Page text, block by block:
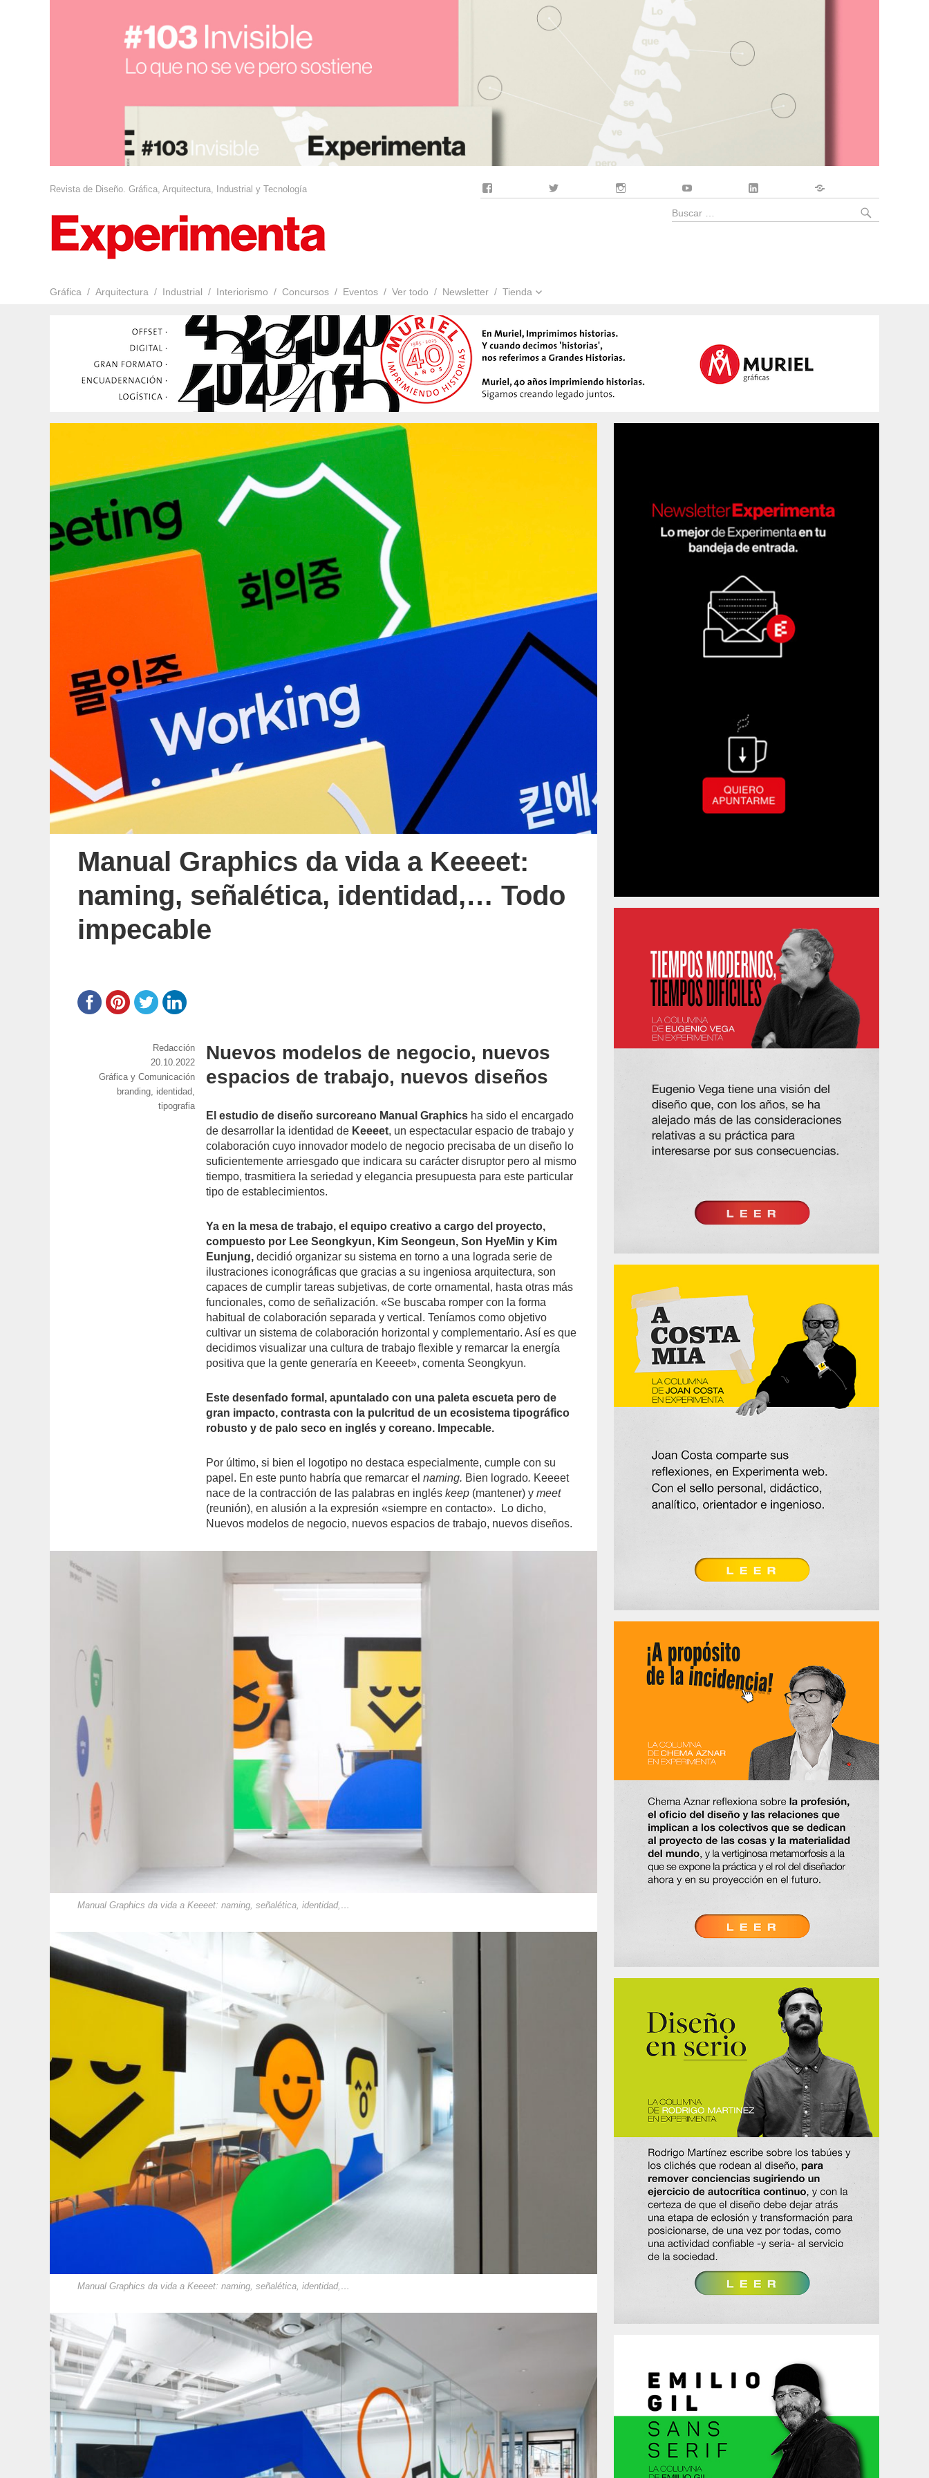
Revista de Diseño. Gráfica, Arquitectura, Industrial y Tecnología
Gráfica Arquitectura Industrial Interiorismo Concursos Eventos Ver todo Newsletter Tienda
Buscar
Manual Graphics da vida a Keeeet:
naming, señalética, identidad,… Todo
impecable
Nuevos modelos de negocio, nuevos
espacios de trabajo, nuevos diseños
El estudio de diseño surcoreano Manual Graphics ha sido el encargado
de desarrollar la identidad de Keeeet, un espectacular espacio de trabajo y
colaboración cuyo innovador modelo de negocio precisaba de un diseño lo
suficientemente arriesgado que indicara su carácter disruptor pero al mismo
tiempo, trasmitiera la seriedad y elegancia presupuesta para este particular
tipo de establecimientos.
Ya en la mesa de trabajo, el equipo creativo a cargo del proyecto,
compuesto por Lee Seongkyun, Kim Seongeun, Son HyeMin y Kim
Eunjung, decidió organizar su sistema en torno a una lograda serie de
ilustraciones iconográficas que gracias a su ingeniosa arquitectura, son
capaces de cumplir tareas subjetivas, de corte ornamental, hasta otras más
funcionales, como de señalización. «Se buscaba romper con la forma
habitual de colaboración separada y vertical. Teníamos como objetivo
cultivar un sistema de colaboración horizontal y complementario. Así es que
decidimos visualizar una cultura de trabajo flexible y remarcar la energía
positiva que la gente generaría en Keeeet», comenta Seongkyun.
Este desenfado formal, apuntalado con una paleta escueta pero de
gran impacto, contrasta con la pulcritud de un ecosistema tipográfico
robusto y de palo seco en inglés y coreano. Impecable.
Por último, si bien el logotipo no destaca especialmente, cumple con su
papel. En este punto habría que remarcar elnaming. Bien logrado. Keeeet
nace de la contracción de las palabras en ingléskeep (mantener) ymeet
(reunión), en alusión a la expresión «siempre en contacto». Lo dicho,
Nuevos modelos de negocio, nuevos espacios de trabajo, nuevos diseños.
Manual Graphics da vida a Keeeet: naming, señalética, identidad,…
Manual Graphics da vida a Keeeet: naming, señalética, identidad,…
https://www.experimenta.es/author/redaccion/
Redacción
Publicado
el
20.10.2022
Categorías
Gráfica y Comunicación
Etiquetas
branding, identidad,
tipografia